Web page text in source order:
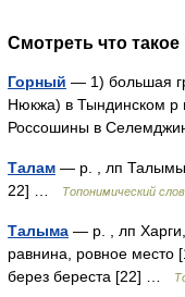
Смотреть что
Горный — 1) большая
Нюкжа) в Тындинском р
Россошины в
Талам — р. , лп Талымы
22] …
Топонимический
Талыма — р. , лп
равнина, ровное место
берез береста [22] …